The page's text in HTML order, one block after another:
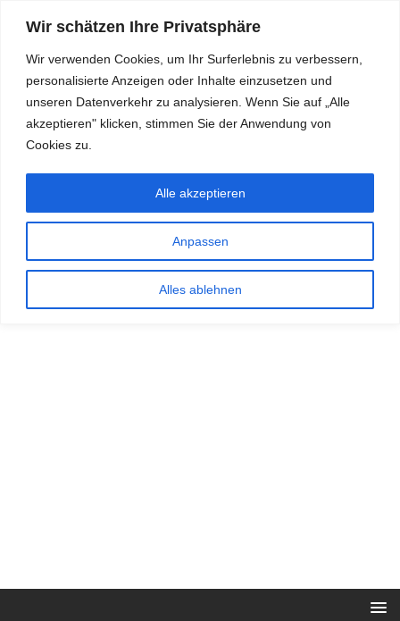
Wir schätzen Ihre Privatsphäre
Wir verwenden Cookies, um Ihr Surferlebnis zu verbessern,
personalisierte Anzeigen oder Inhalte einzusetzen und
unseren Datenverkehr zu analysieren. Wenn Sie auf „Alle
akzeptieren" klicken, stimmen Sie der Anwendung von
Cookies zu.
Anpassen
Alles ablehnen
Alle akzeptieren
RDKS.EXPERT
TESTS, EXPERTEN-TIPPS RUND UM DAS THEMA RDKS UND